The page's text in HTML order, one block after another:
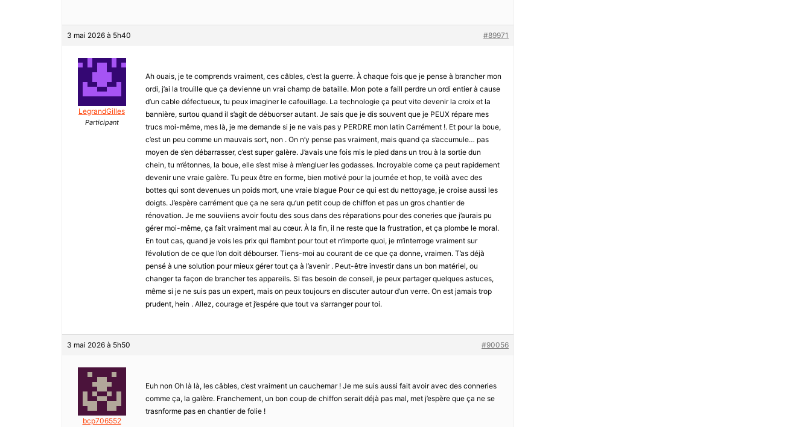
3 mai 2026 à 5h40 #89971
LegrandGilles
Participant
Ah ouais, je te comprends vraiment, ces câbles, c’est la guerre. À chaque fois que je pense à brancher mon
ordi, j’ai la trouille que ça devienne un vrai champ de bataille. Mon pote a faill perdre un ordi entier à cause
d’un cable défectueux, tu peux imaginer le cafouillage. La technologie ça peut vite devenir la croix et la
bannière, surtou quand il s’agit de débuorser autant. Je sais que je dis souvent que je PEUX répare mes
trucs moi-même, mes là, je me demande si je ne vais pas y PERDRE mon latin Carrément !. Et pour la boue,
c’est un peu comme un mauvais sort, non . On n’y pense pas vraiment, mais quand ça s’accumule… pas
moyen de s’en débarrasser, c’est super galère. J’avais une fois mis le pied dans un trou à la sortie dun
chein, tu m’étonnes, la boue, elle s’est mise à m’engluer les godasses. Incroyable come ça peut rapidement
devenir une vraie galère. Tu peux être en forme, bien motivé pour la journée et hop, te voilà avec des
bottes qui sont devenues un poids mort, une vraie blague Pour ce qui est du nettoyage, je croise aussi les
doigts. J’espère carrément que ça ne sera qu’un petit coup de chiffon et pas un gros chantier de
rénovation. Je me souviiens avoir foutu des sous dans des réparations pour des coneries que j’aurais pu
gérer moi-même, ça fait vraiment mal au cœur. À la fin, il ne reste que la frustration, et ça plombe le moral.
En tout cas, quand je vois les prix qui flambnt pour tout et n’importe quoi, je m’interroge vraiment sur
l’évolution de ce que l’on doit débourser. Tiens-moi au courant de ce que ça donne, vraimen. T’as déjà
pensé à une solution pour mieux gérer tout ça à l’avenir . Peut-être investir dans un bon matériel, ou
changer ta façon de brancher tes appareils. Si t’as besoin de conseil, je peux partager quelques astuces,
même si je ne suis pas un expert, mais on peux toujours en discuter autour d’un verre. On est jamais trop
prudent, hein . Allez, courage et j’espére que tout va s’arranger pour toi.
3 mai 2026 à 5h50 #90056
bcp706552
Euh non Oh là là, les câbles, c’est vraiment un cauchemar ! Je me suis aussi fait avoir avec des conneries
comme ça, la galère. Franchement, un bon coup de chiffon serait déjà pas mal, met j’espère que ça ne se
trasnforme pas en chantier de folie !